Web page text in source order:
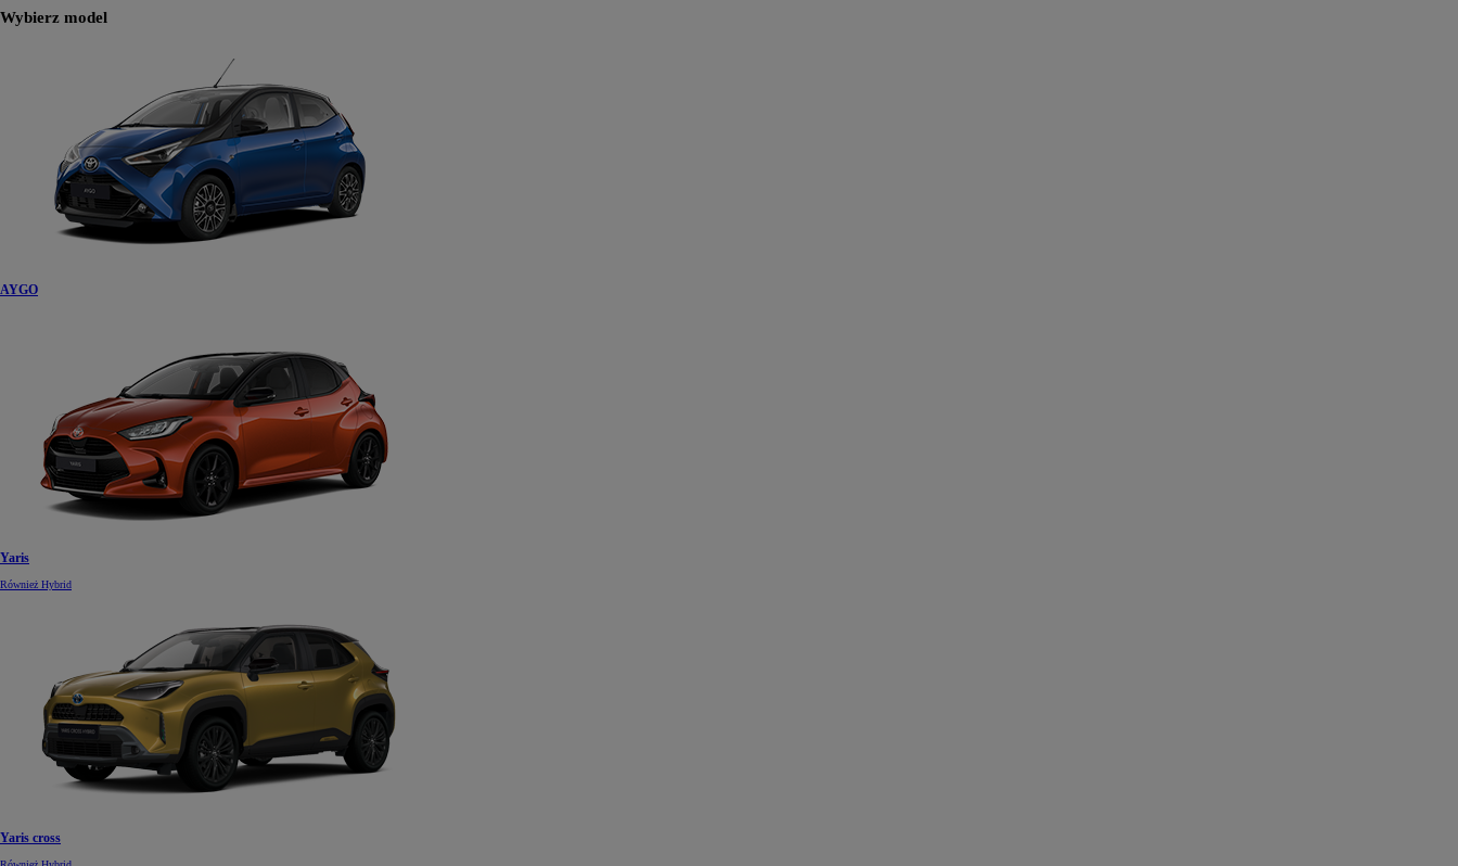
Od81 900 zł
Yaris Cross
HYBRID
Wybierz model
AYGO
Yaris
Również Hybrid
Yaris cross